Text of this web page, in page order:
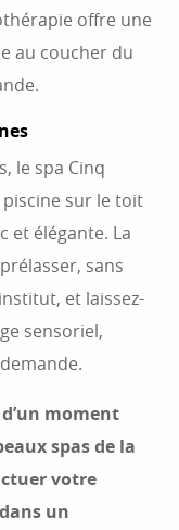
offre une
au coucher du
le spa Cinq
sur le toit
et élégante. La
sans
et laissez-
sensoriel,
moment
spas de la
votre
un